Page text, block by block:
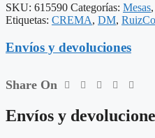
X
40
61
SKU: 615590 Categorías: Mesas,
Etiquetas: CREMA, DM,
Envíos y devoluciones
Share On
Envíos y